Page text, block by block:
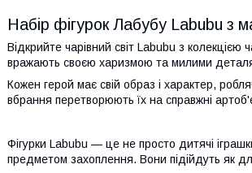
Набір фігурок Лабубу Labubu з
Відкрийте чарівний світ Labubu з колекцією
вражають своєю харизмою та милими
Кожен герой має свій образ і характер,
вбрання перетворюють їх на справжні
Фігурки Labubu — це не просто дитячі
предметом захоплення. Вони підійдуть як